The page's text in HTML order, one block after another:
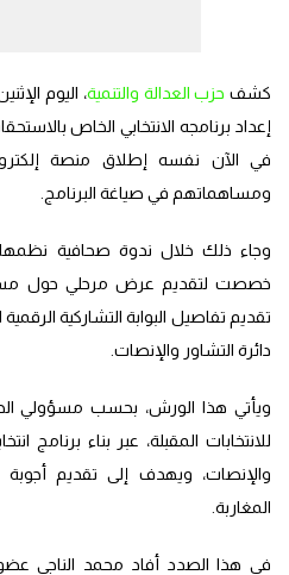
كشف حزب العدالة والتنمية
في الآن نفسه إطلاق منصة
ومساهماتهم في صياغة البرنامج.
وجاء ذلك خلال ندوة صحافية نظمها
خصصت لتقديم عرض مرحلي حول مسار
تقديم تفاصيل البوابة التشاركية
دائرة التشاور والإنصات.
ويأتي هذا الورش، بحسب مسؤولي
للانتخابات المقبلة، عبر بناء برنامج
والإنصات، ويهدف إلى تقديم
المغاربة.
في هذا الصدد أفاد محمد الناجي عضو